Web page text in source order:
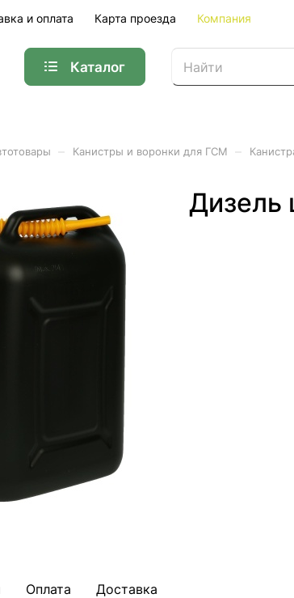
и оплата Карта проезда Компания
Каталог
Канистры и воронки для ГСМ
ГСМ Oktan 25л
категории
Оплата Доставка